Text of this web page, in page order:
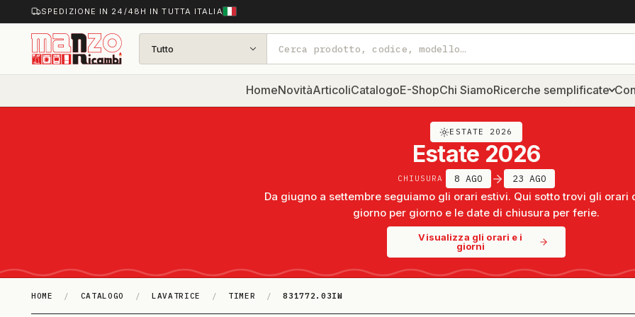
SPEDIZIONE IN 24/48H IN TUTTA ITALIA
Tutto
HomeNovitàArticoliCatalogoE-ShopChi SiamoRicerche semplificate
ESTATE 2026
Estate 2026
CHIUSURA 8 AGO 23 AGO
Da giugno a settembre seguiamo gli orari estivi. Qui sotto trovi gli orari
giorno per giorno e le date di chiusura per ferie.
Visualizza gli orari e i
giorni
HOME / CATALOGO / LAVATRICE / TIMER / 831772.03IW